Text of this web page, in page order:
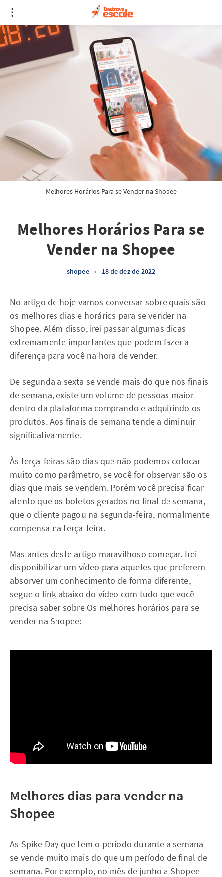
Melhores Horários Para se Vender na Shopee
Melhores Horários Para se
Vender na Shopee
shopee • 18 de dez de 2022
No artigo de hoje vamos conversar sobre quais são
os melhores dias e horários para se vender na
Shopee. Além disso, irei passar algumas dicas
extremamente importantes que podem fazer a
diferença para você na hora de vender.
De segunda a sexta se vende mais do que nos finais
de semana, existe um volume de pessoas maior
dentro da plataforma comprando e adquirindo os
produtos. Aos finais de semana tende a diminuir
significativamente.
Às terça-feiras são dias que não podemos colocar
muito como parâmetro, se você for observar são os
dias que mais se vendem. Porém você precisa ficar
atento que os boletos gerados no final de semana,
que o cliente pagou na segunda-feira, normalmente
compensa na terça-feira.
Mas antes deste artigo maravilhoso começar. Irei
disponibilizar um vídeo para aqueles que preferem
absorver um conhecimento de forma diferente,
segue o link abaixo do vídeo com tudo que você
precisa saber sobre Os melhores horários para se
vender na Shopee:
Melhores dias para vender na
Shopee
As Spike Day que tem o período durante a semana
se vende muito mais do que um período de final de
semana. Por exemplo, no mês de junho a Shopee